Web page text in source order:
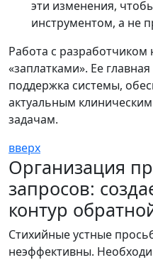
эти изменения,
инструментом, а не
Работа с разработчиком
«заплатками». Ее
поддержка системы,
актуальным
задачам.
вверх
Организация
запросов:
контур
Стихийные устные
неэффективны.